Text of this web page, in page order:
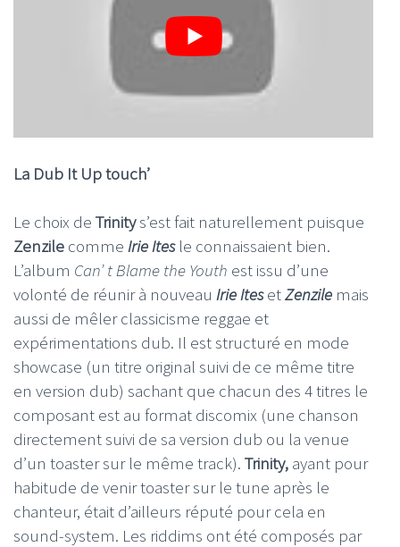
La Dub It Up touch’
Le choix de Trinitys’est fait naturellement puisque
Zenzile comme Irie Itesle connaissaient bien.
L’album Can’ t Blame the Youth est issu d’une
volonté de réunir à nouveau Irie ItesetZenzile mais
aussi de mêler classicisme reggae et
expérimentations dub. Il est structuré en mode
showcase (un titre original suivi de ce même titre
en version dub) sachant que chacun des 4 titres le
composant est au format discomix (une chanson
directement suivi de sa version dub ou la venue
d’un toaster sur le même track). Trinity, ayant pour
habitude de venir toaster sur le tune après le
chanteur, était d’ailleurs réputé pour cela en
sound-system. Les riddims ont été composés par